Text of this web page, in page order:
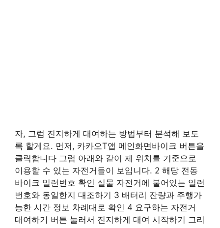
자, 그럼 진지하게 대여하는 방법부터 분석해 보도
록 할게요. 먼저, 카카오T앱 메인화면바이크 버튼을
클릭합니다 그럼 아래와 같이 제 위치를 기준으로
이용할 수 있는 자전거들이 보입니다. 2 해당 전동
바이크 일련번호 확인 실물 자전거에 붙어있는 일련
번호와 동일한지 대조하기 3 배터리 잔량과 주행가
능한 시간 정보 차례대로 확인 4 요구하는 자전거
대여하기 버튼 눌러서 진지하게 대여 시작하기 그리